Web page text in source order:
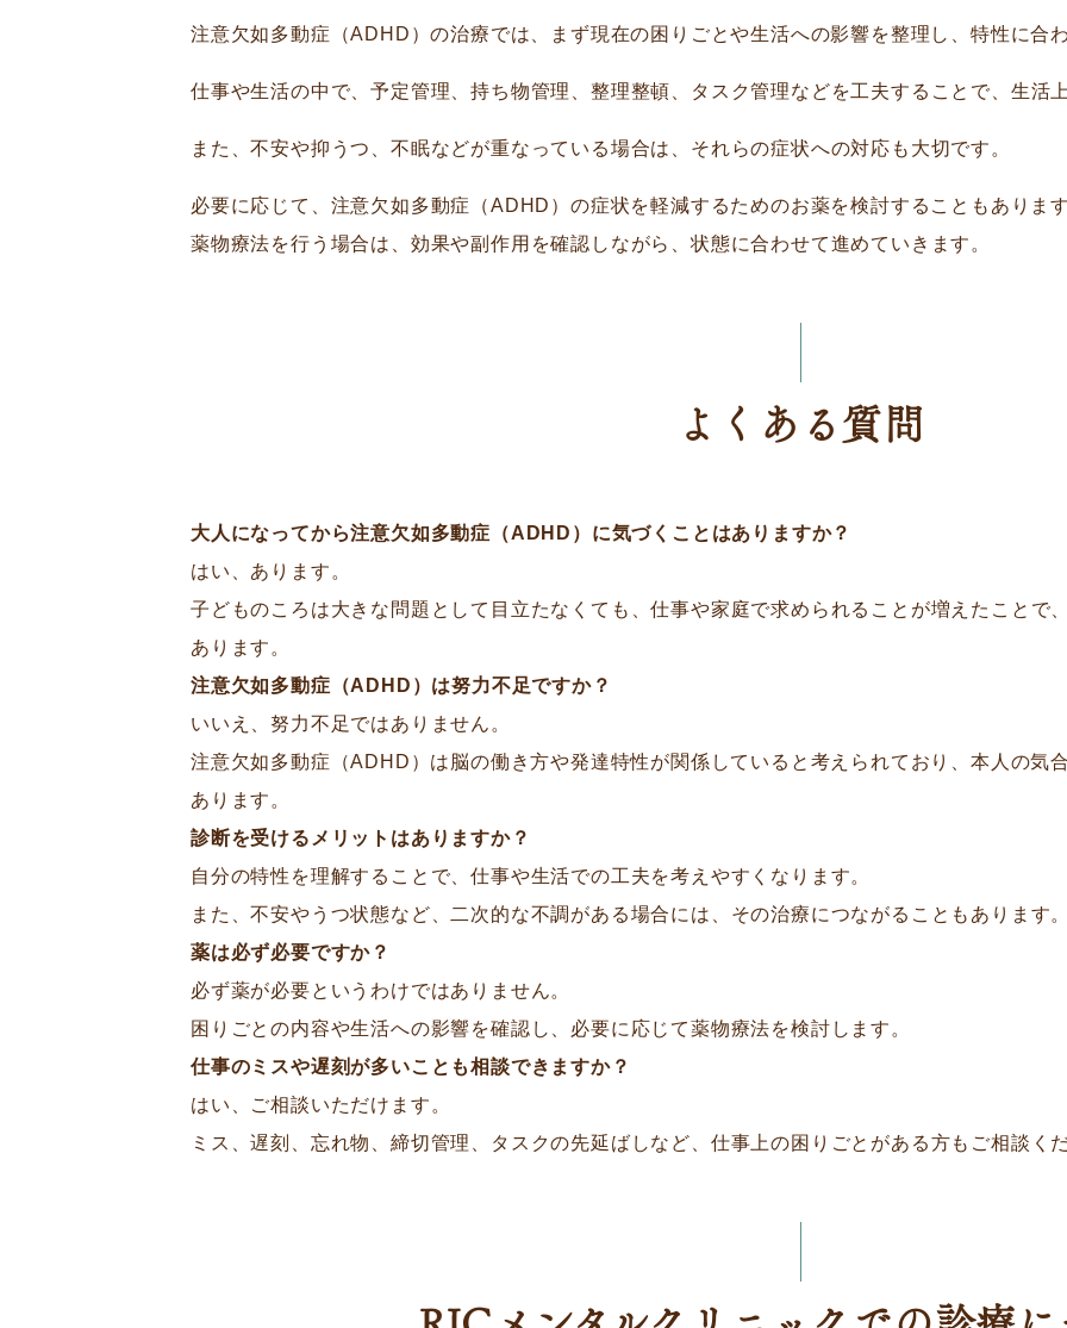
注意欠如多動症（ADHD）の治療では、まず現在の困りごとや生活への影響を整理し、特性に合
仕事や生活の中で、予定管理、持ち物管理、整理整頓、タスク管理などを工夫することで、生活
また、不安や抑うつ、不眠などが重なっている場合は、それらの症状への対応も大切です。
必要に応じて、注意欠如多動症（ADHD）の症状を軽減するためのお薬を検討することもあります
薬物療法を行う場合は、効果や副作用を確認しながら、状態に合わせて進めていきます。
よくある質問
大人になってから注意欠如多動症（ADHD）に気づくことはありますか？
はい、あります。
子どものころは大きな問題として目立たなくても、仕事や家庭で求められることが増えたことで
あります。
注意欠如多動症（ADHD）は努力不足ですか？
いいえ、努力不足ではありません。
注意欠如多動症（ADHD）は脳の働き方や発達特性が関係していると考えられており、本人の気
あります。
診断を受けるメリットはありますか？
自分の特性を理解することで、仕事や生活での工夫を考えやすくなります。
また、不安やうつ状態など、二次的な不調がある場合には、その治療につながることもあります。
薬は必ず必要ですか？
必ず薬が必要というわけではありません。
困りごとの内容や生活への影響を確認し、必要に応じて薬物療法を検討します。
仕事のミスや遅刻が多いことも相談できますか？
はい、ご相談いただけます。
ミス、遅刻、忘れ物、締切管理、タスクの先延ばしなど、仕事上の困りごとがある方もご相談くだ